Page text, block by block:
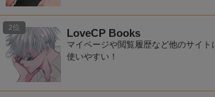
LoveCP Books
マイページや閲覧履歴など他のサイ
使いやすい！